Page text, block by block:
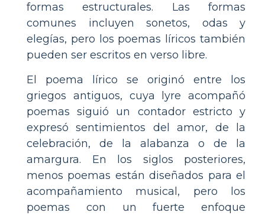
formas estructurales. Las formas
comunes incluyen sonetos, odas y
elegías, pero los poemas líricos también
pueden ser escritos en verso libre.
El poema lírico se originó entre los
griegos antiguos, cuya lyre acompañó
poemas siguió un contador estricto y
expresó sentimientos del amor, de la
celebración, de la alabanza o de la
amargura. En los siglos posteriores,
menos poemas están diseñados para el
acompañamiento musical, pero los
poemas con un fuerte enfoque